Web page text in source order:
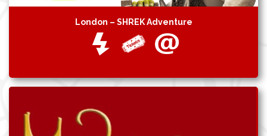
London – SHREK Adventure